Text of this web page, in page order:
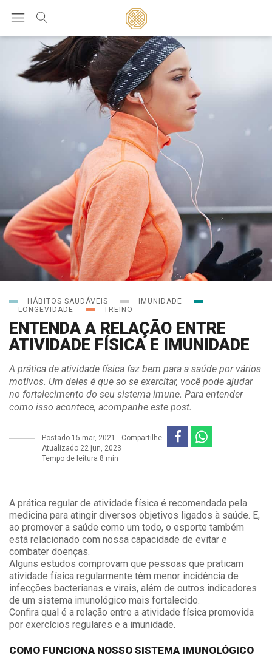
HÁBITOS SAUDÁVEIS
IMUNIDADE
LONGEVIDADE
TREINO
ENTENDA A RELAÇÃO ENTRE
ATIVIDADE FÍSICA E IMUNIDADE
A prática de atividade física faz bem para a saúde por vários
motivos. Um deles é que ao se exercitar, você pode ajudar
no fortalecimento do seu sistema imune. Para entender
como isso acontece, acompanhe este post.
Postado 15 mar, 2021
Atualizado 22 jun, 2023
Tempo de leitura 8 min
Compartilhe
A prática regular de atividade física é recomendada pela
medicina para atingir diversos objetivos ligados à saúde. E,
ao promover a saúde como um todo, o esporte também
está relacionado com nossa capacidade de evitar e
combater doenças.
Alguns estudos comprovam que pessoas que praticam
atividade física regularmente têm menor incidência de
infecções bacterianas e virais, além de outros indicadores
de um sistema imunológico mais fortalecido.
Confira qual é a relação entre a atividade física promovida
por exercícios regulares e a imunidade.
COMO FUNCIONA NOSSO SISTEMA IMUNOLÓGICO